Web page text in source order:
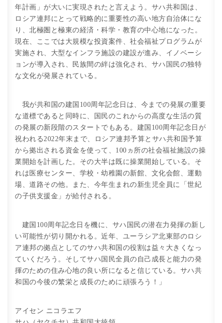
年計画」が大いに実現されたと言えよう。サハ共和国は、
ロシア連邦にとって戦略的に重要性の高い地方自治体にな
り、北極圏と極東の経済・科学・教育の中心地になった。
現在、ここでは大規模な投資案件、社会福祉プログラムが
実施され、大型なインフラ施設の建設が進み、イノベーシ
ョンが導入され、民族間の絆は強化され、サハ国民の独特
な文化が発展されている。
我が共和国の建国100周年記念日は、今までの発展の重要
な道標であると同時に、国民のこれからの高度な生活の質
の発展の新段階のスタートでもある。建国100周年記念日が
祝われる2022年末まで、ロシア連邦予算とサハ共和国予算
から拠出される資金を使って、100ヵ所の社会福祉施設の操
業開始を計画した。その大半は既に操業開始している。そ
れは医療センター、学校・幼稚園の新館、文化会館、運動
場、道路その他。また、今年生まれの新生児全員に「世紀
の子供支援金」が給付される。
建国100周年記念日を機に、サハ国民の潜在力発揮の新し
い可能性が切り開かれる。近年、ユーラシア北東部のロシ
ア連邦の拠点としてのサハ共和国の役割は益々大きくなっ
ていくだろう。そしてサハ国民全員の自己成長と能力の発
揮のための住み心地の良い所になると信じている。サハ共
和国の今後の繁栄と成長のために頑張ろう！」
アイセン ニコラエフ